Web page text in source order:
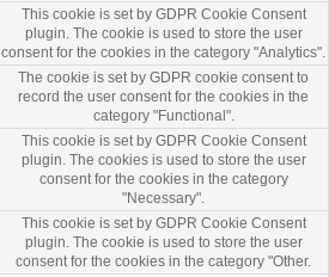
This cookie is set by GDPR Cookie Consent
plugin. The cookie is used to store the user
consent for the cookies in the category "Analytics".
The cookie is set by GDPR cookie consent to
record the user consent for the cookies in the
category "Functional".
This cookie is set by GDPR Cookie Consent
plugin. The cookies is used to store the user
consent for the cookies in the category
"Necessary".
This cookie is set by GDPR Cookie Consent
plugin. The cookie is used to store the user
consent for the cookies in the category "Other.